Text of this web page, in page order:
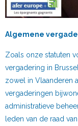
Algemene
Zoals onze statuten
vergadering in
zowel in Vlaanderen
vergaderingen
administratieve
leden van de raad